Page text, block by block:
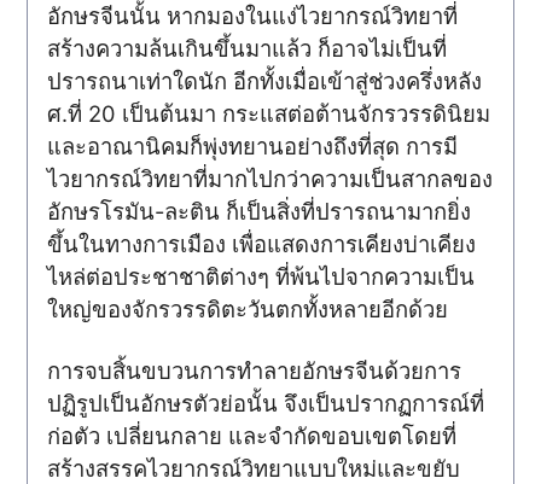
อักษรจีนนั้น หากมองในแง่ไวยากรณ์วิทยาที่
สร้างความล้นเกินขึ้นมาแล้ว ก็อาจไม่เป็นที่
ปรารถนาเท่าใดนัก อีกทั้งเมื่อเข้าสู่ช่วงครึ่งหลัง
ศ.ที่ 20 เป็นต้นมา กระแสต่อต้านจักรวรรดินิยม
และอาณานิคมก็พุ่งทยานอย่างถึงที่สุด การมี
ไวยากรณ์วิทยาที่มากไปกว่าความเป็นสากลของ
อักษรโรมัน-ละติน ก็เป็นสิ่งที่ปรารถนามากยิ่ง
ขึ้นในทางการเมือง เพื่อแสดงการเคียงบ่าเคียง
ไหล่ต่อประชาชาติต่างๆ ที่พ้นไปจากความเป็น
ใหญ่ของจักรวรรดิตะวันตกทั้งหลายอีกด้วย
การจบสิ้นขบวนการทำลายอักษรจีนด้วยการ
ปฏิรูปเป็นอักษรตัวย่อนั้น จึงเป็นปรากฏการณ์ที่
ก่อตัว เปลี่ยนกลาย และจำกัดขอบเขตโดยที่
สร้างสรรคไวยากรณ์วิทยาแบบใหม่และขยับ